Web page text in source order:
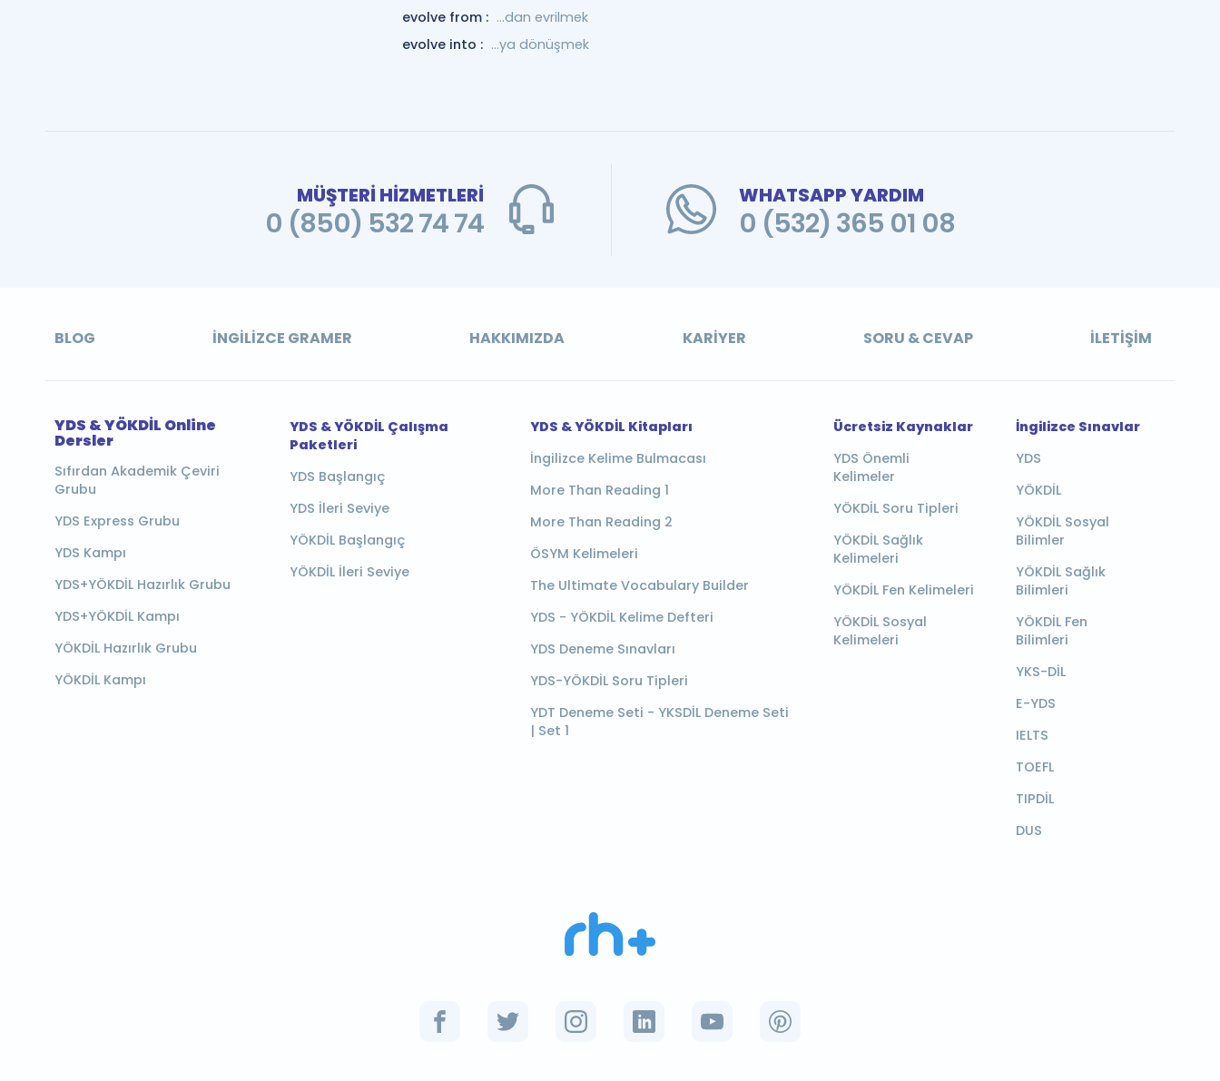
evolve from : ...dan evrilmek
evolve into : ...ya dönüşmek
MÜŞTERİ HİZMETLERİ
0 (850) 532 74 74
WHATSAPP YARDIM
0 (532) 365 01 08
BLOG İNGILIZCE GRAMER HAKKIMIZDA KARIYER SORU & CEVAP İLETIŞIM
YDS & YÖKDİL Online
Dersler
Sıfırdan Akademik Çeviri
Grubu
YDS Express Grubu
YDS Kampı
YDS+YÖKDİL Hazırlık Grubu
YDS+YÖKDİL Kampı
YÖKDİL Hazırlık Grubu
YÖKDİL Kampı
YDS & YÖKDİL Çalışma
Paketleri
YDS Başlangıç
YDS İleri Seviye
YÖKDİL Başlangıç
YÖKDİL İleri Seviye
YDS & YÖKDİL Kitapları
İngilizce Kelime Bulmacası
More Than Reading 1
More Than Reading 2
ÖSYM Kelimeleri
The Ultimate Vocabulary Builder
YDS - YÖKDİL Kelime Defteri
YDS Deneme Sınavları
YDS-YÖKDİL Soru Tipleri
YDT Deneme Seti - YKSDİL Deneme Seti
| Set 1
Ücretsiz Kaynaklar
YDS Önemli
Kelimeler
YÖKDİL Soru Tipleri
YÖKDİL Sağlık
Kelimeleri
YÖKDİL Fen Kelimeleri
YÖKDİL Sosyal
Kelimeleri
İngilizce Sınavlar
YDS
YÖKDİL
YÖKDİL Sosyal
Bilimler
YÖKDİL Sağlık
Bilimleri
YÖKDİL Fen
Bilimleri
YKS-DİL
E-YDS
IELTS
TOEFL
TIPDİL
DUS